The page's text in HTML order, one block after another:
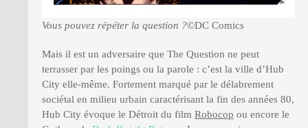
Vous pouvez répéter la question ?©DC Comics
Mais il est un adversaire que The Question ne peut
terrasser par les poings ou la parole : c’est la ville d’Hub
City elle-même. Fortement marqué par le délabrement
sociétal en milieu urbain caractérisant la fin des années 80,
Hub City évoque le Détroit du film Robocop ou encore le